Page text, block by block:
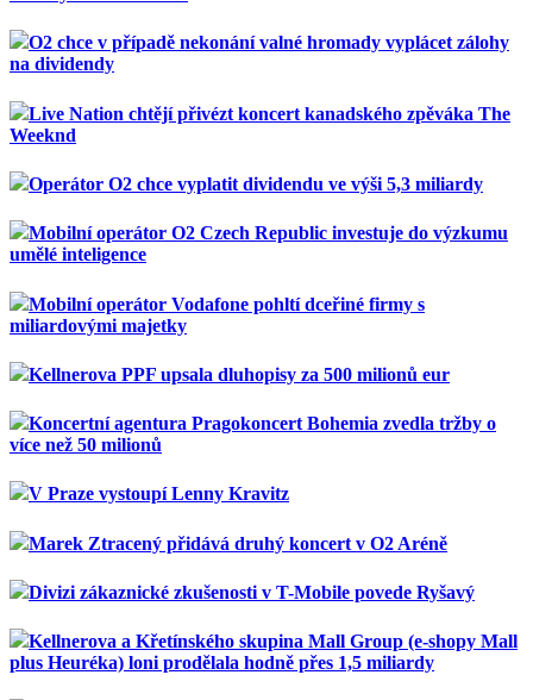
O2 chce v případě nekonání valné hromady vyplácet zálohy
na dividendy
Live Nation chtějí přivézt koncert kanadského zpěváka The
Weeknd
Operátor O2 chce vyplatit dividendu ve výši 5,3 miliardy
Mobilní operátor O2 Czech Republic investuje do výzkumu
umělé inteligence
Mobilní operátor Vodafone pohltí dceřiné firmy s
miliardovými majetky
Kellnerova PPF upsala dluhopisy za 500 milionů eur
Koncertní agentura Pragokoncert Bohemia zvedla tržby o
více než 50 milionů
V Praze vystoupí Lenny Kravitz
Marek Ztracený přidává druhý koncert v O2 Aréně
Divizi zákaznické zkušenosti v T-Mobile povede Ryšavý
Kellnerova a Křetínského skupina Mall Group (e-shopy Mall
plus Heuréka) loni prodělala hodně přes 1,5 miliardy